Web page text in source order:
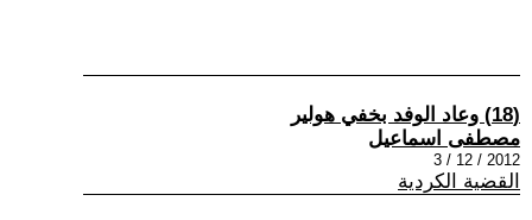
(18) وعاد الوفد بخفي هولير
مصطفى اسماعيل
2012 / 12 / 3
القضية الكردية